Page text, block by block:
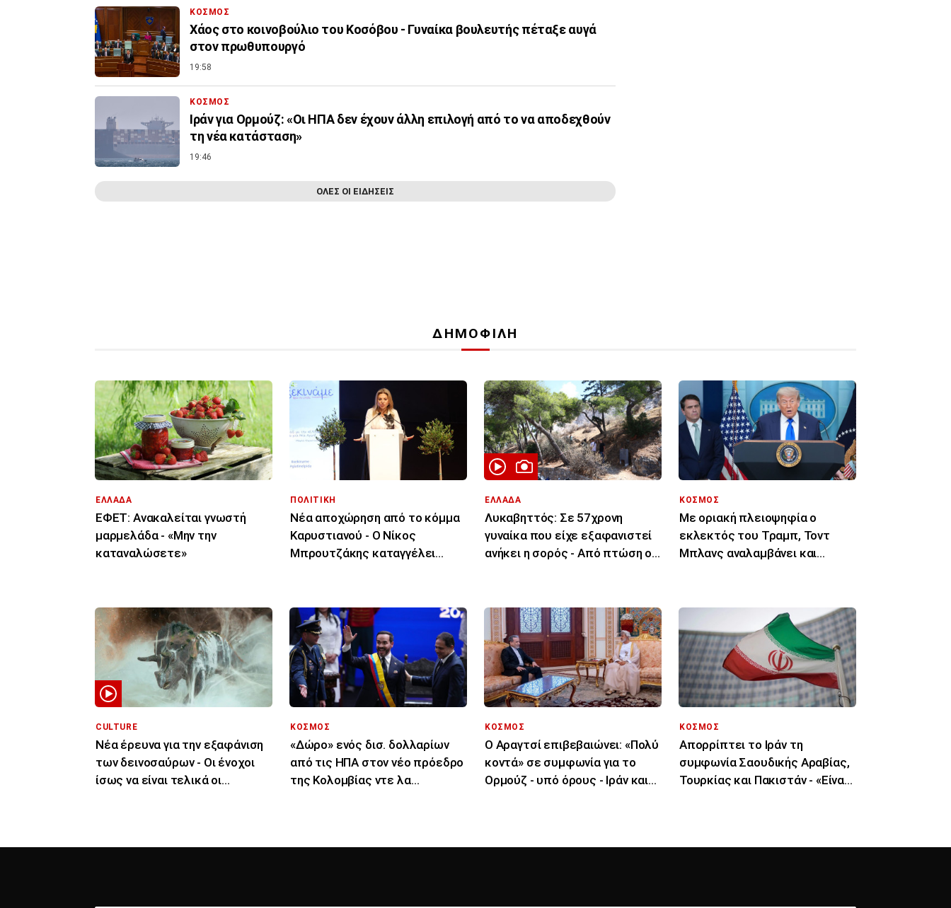
ΚΟΣΜΟΣ
Χάος στο κοινοβούλιο του Κοσόβου - Γυναίκα βουλευτής πέταξε αυγά
στον πρωθυπουργό
19:58
ΚΟΣΜΟΣ
Ιράν για Ορμούζ: «Οι ΗΠΑ δεν έχουν άλλη επιλογή από το να αποδεχθούν
τη νέα κατάσταση»
19:46
ΟΛΕΣ ΟΙ ΕΙΔΗΣΕΙΣ
ΔΗΜΟΦΙΛΗ
ΕΛΛΑΔΑ
ΕΦΕΤ: Ανακαλείται γνωστή
μαρμελάδα - «Μην την
καταναλώσετε»
ΠΟΛΙΤΙΚΗ
Νέα αποχώρηση από το κόμμα
Καρυστιανού - Ο Νίκος
Μπρουτζάκης καταγγέλει
ΕΛΛΑΔΑ
Λυκαβηττός: Σε 57χρονη
γυναίκα που είχε εξαφανιστεί
ανήκει η σορός - Από πτώση ο
ΚΟΣΜΟΣ
Με οριακή πλειοψηφία ο
εκλεκτός του Τραμπ, Τοντ
Μπλανς αναλαμβάνει και
CULTURE
Νέα έρευνα για την εξαφάνιση
των δεινοσαύρων - Οι ένοχοι
ίσως να είναι τελικά οι
ΚΟΣΜΟΣ
«Δώρο» ενός δισ. δολλαρίων
από τις ΗΠΑ στον νέο πρόεδρο
της Κολομβίας ντε λα
ΚΟΣΜΟΣ
Ο Αραγτσί επιβεβαιώνει: «Πολύ
κοντά» σε συμφωνία για το
Ορμούζ - υπό όρους - Ιράν και
ΚΟΣΜΟΣ
Απορρίπτει το Ιράν τη
συμφωνία Σαουδικής Αραβίας,
Τουρκίας και Πακιστάν - «Είναι